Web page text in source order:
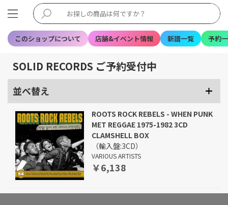
このショップについて 店舗&イベント情報 新譜一覧 予約
SOLID RECORDS ご予約受付中
並べ替え
ROOTS ROCK REBELS - WHEN PUNK
MET REGGAE 1975-1982 3CD
CLAMSHELL BOX
（輸入盤:3CD）
VARIOUS ARTISTS
￥6,138